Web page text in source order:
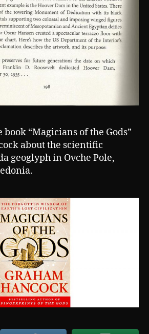
“Magicians of the Gods”
about the scientific
geoglyph in Ovche Pole,